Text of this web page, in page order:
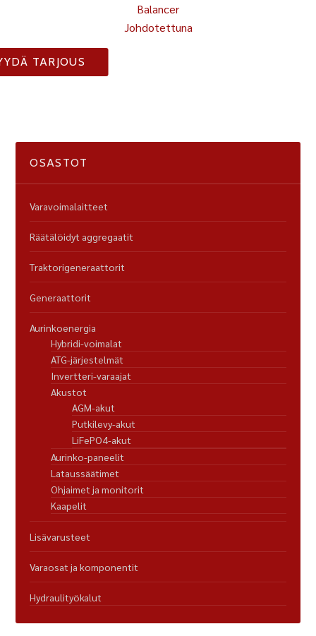
Balancer
Johdotettuna
TARJOUS
OSASTOT
Varavoimalaitteet
Räätälöidyt aggregaatit
Traktorigeneraattorit
Generaattorit
Aurinkoenergia
Hybridi-voimalat
ATG-järjestelmät
Invertteri-varaajat
Akustot
AGM-akut
Putkilevy-akut
LiFePO4-akut
Aurinko-paneelit
Lataussäätimet
Ohjaimet ja monitorit
Kaapelit
Lisävarusteet
Varaosat ja komponentit
Hydraulityökalut